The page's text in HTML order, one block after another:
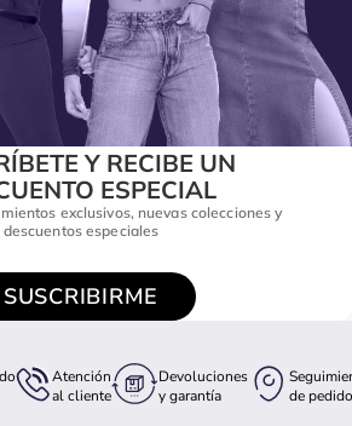
Y RECIBE UN
ESPECIAL
exclusivos, nuevas colecciones y
descuentos especiales
SUSCRIBIRME
Atención
al cliente
Devoluciones
y garantía
de pedido